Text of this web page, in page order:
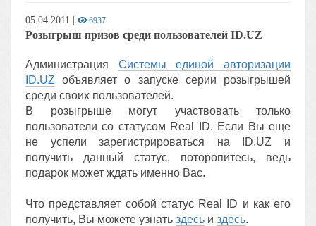
05.04.2011 6937
Розыгрыш призов среди пользователей ID.UZ
Администрация Системы единой авторизации
ID.UZ объявляет о запуске серии розыгрышей
среди своих пользователей.
В розыгрыше могут участвовать только
пользователи со статусом Real ID. Если Вы еще
не успели зарегистрироваться на ID.UZ и
получить данный статус, поторопитесь, ведь
подарок может ждать именно Вас.
Что представляет собой статус Real ID и как его
получить, Вы можете узнать здесь и здесь.